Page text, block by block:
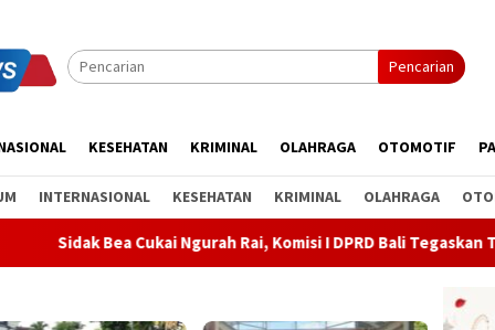
Pencarian
KESEHATAN KRIMINAL OLAHRAGA OTOMOTIF
INTERNASIONAL KESEHATAN KRIMINAL OLAHRAGA
Ngurah Rai, Komisi I DPRD Bali Tegaskan Tak Ada Indikasi